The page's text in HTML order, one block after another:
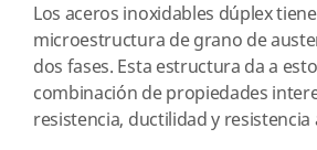
Los aceros inoxidables dúplex
microestructura de grano de
dos fases. Esta estructura da a
combinación de propiedades
resistencia, ductilidad y